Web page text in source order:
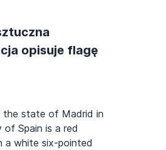
opisuje flagę
the state of Madrid in
Spain is a red
a white six-pointed